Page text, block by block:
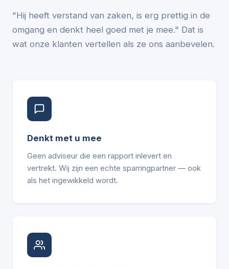
"Hij heeft verstand van zaken, is erg prettig in de
omgang en denkt heel goed met je mee." Dat is
wat onze klanten vertellen als ze ons aanbevelen.
Denkt met u mee
Geen adviseur die een rapport inlevert en
vertrekt. Wij zijn een echte sparringpartner — ook
als het ingewikkeld wordt.